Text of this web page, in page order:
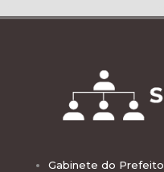
Gabinete do Prefeito